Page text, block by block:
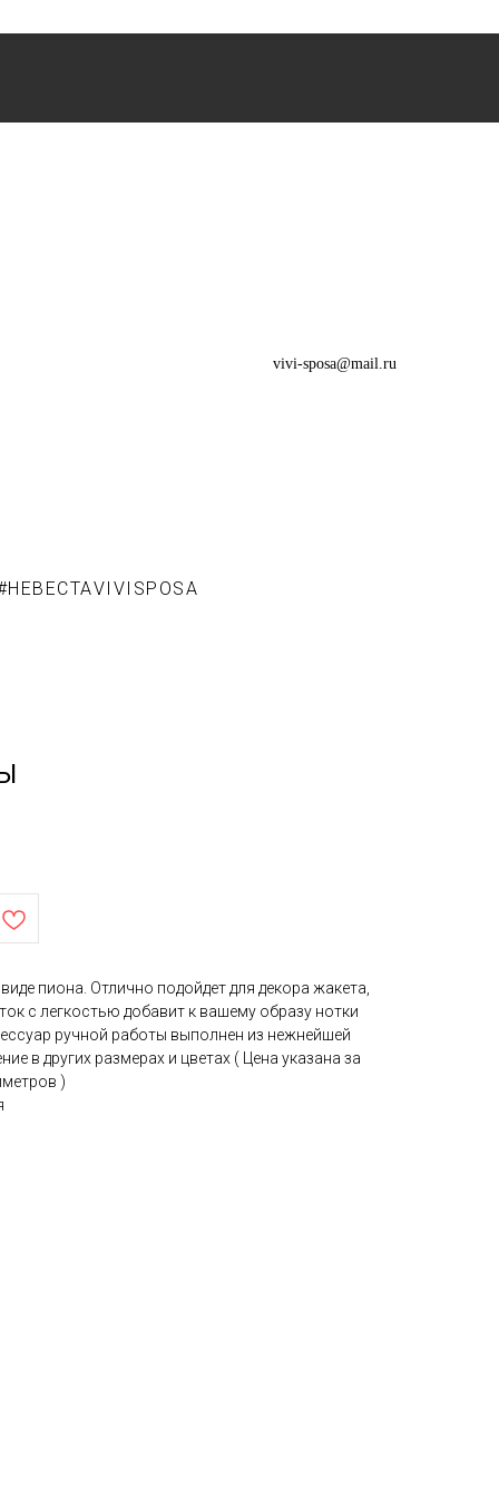
vivi-sposa@mail.ru
пиона. Отлично подойдет для декора жакета,
с легкостью добавит к вашему образу нотки
ручной работы выполнен из нежнейшей
в других размерах и цветах ( Цена указана за
)